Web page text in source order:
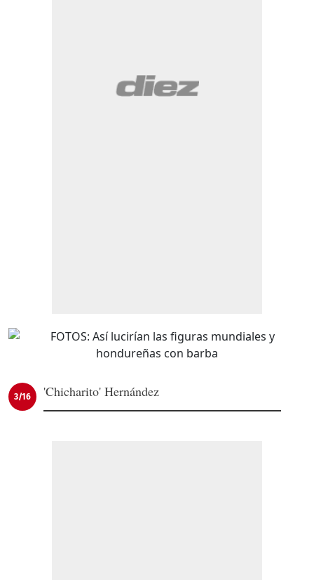
3/16 'Chicharito' Hernández